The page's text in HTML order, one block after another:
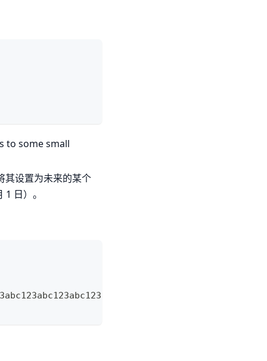
to some small
其设置为未来的某个
日）。
\